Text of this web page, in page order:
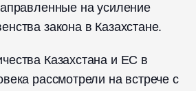
на усиление
закона в Казахстане.
Казахстана и ЕС в
рассмотрели на встрече с